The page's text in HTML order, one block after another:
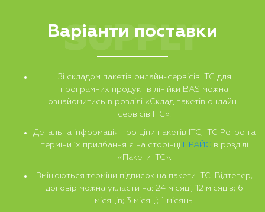
SUPPLY
Варіанти поставки
Зі складом пакетів онлайн-сервісів ІТС для
програмних продуктів лінійки BAS можна
ознайомитись в розділі «Склад пакетів онлайн-
сервісів ІТС».
Детальна інформація про ціни пакетів ІТС, ІТС Ретро та
терміни їх придбання є на сторінці ПРАЙС в розділі
«Пакети ІТС».
Змінюються терміни підписок на пакети ІТС. Відтепер,
договір можна укласти на: 24 місяці; 12 місяців; 6
місяців; 3 місяці; 1 місяць.